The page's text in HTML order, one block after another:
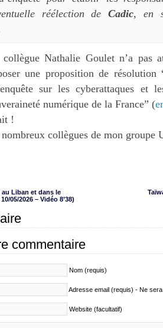
réélection deCadic, en
Nathalie Goulet n’a pas
une proposition de résolution
sur les cyberattaques et
numérique de la France” (
!
collègues de mon groupe
au Liban et dans le
05/2026 – Vidéo 8’38)
commentaire
Nom (requis)
Adresse email (requis) - Ne
Website (facultatif)